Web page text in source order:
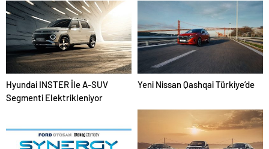
Hyundai INSTER İle A-SUV
Segmenti Elektrikleniyor
Yeni Nissan Qashqai Türkiye’de